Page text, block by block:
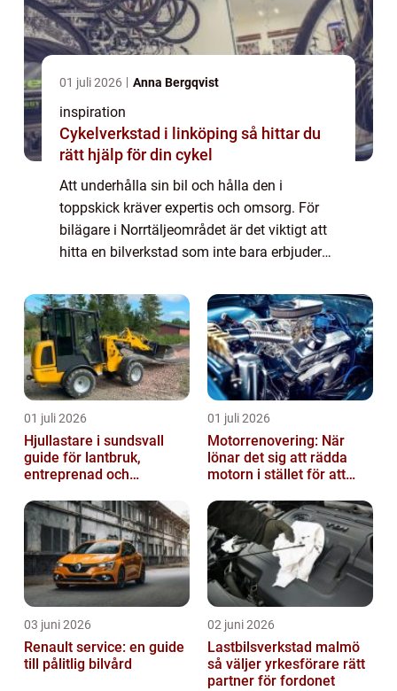
01 juli 2026 Anna Bergqvist
inspiration
Cykelverkstad i linköping så hittar du
rätt hjälp för din cykel
Att underhålla sin bil och hålla den i
toppskick kräver expertis och omsorg. För
bilägare i Norrtäljeområdet är det viktigt att
hitta en bilverkstad som inte bara erbjuder
01 juli 2026
Hjullastare i sundsvall
guide för lantbruk,
entreprenad och
01 juli 2026
Motorrenovering: När
lönar det sig att rädda
motorn i stället för att
03 juni 2026
Renault service: en guide
till pålitlig bilvård
02 juni 2026
Lastbilsverkstad malmö
så väljer yrkesförare rätt
partner för fordonet